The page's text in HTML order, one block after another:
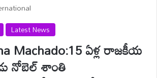
Latest News
Machado:15 ఏళ్ల రాజకీయ
నోబెల్ శాంతి